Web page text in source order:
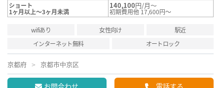
ショート
1ヶ月以上～3ヶ月未満
140,100円/月～
初期費用他 17,600円～
wifiあり 女性向け
駅近
インターネット無料
オートロック
京都府 京都市中京区